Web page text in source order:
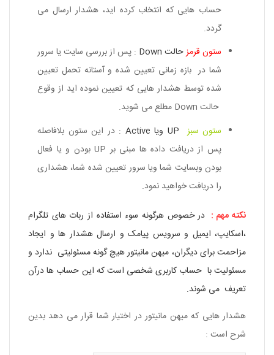
حساب هایی که انتخاب کرده اید، هشدار ارسال می
گردد.
ستون قرمزحالت Down
: پس از بررسی سایت یا سرور
شما در بازه زمانی تعیین شده وآستانه تحمل تعیین
شده توسط هشدار هایی که تعیین نموده اید از وقوع
حالت Down مطلع می شوید.
ستون سبز
: در این ستون بلافاصله
پس از دریافت داده ها مبنی بر UP بودن و یا فعال
بودن وبسایت شما ویا سرور تعیین شده شما، هشداری
را دریافت خواهید نمود.
نکته مهم : در خصوص هرگونه سوء استفاده از ربات های تلگرام
،اسکایپ، ایمیل و سرویس پیامک و ارسال هشدار ها و ایجاد
مزاحمت برای دیگران، میهن مانیتورهیچ گونه مسئولیتی ندارد و
مسئولیت با حساب کاربری شخصی است که این حساب ها درآن
تعریف می شوند.
هشدار هایی کهمیهن مانیتوردر اختیار شما قرار می دهد بدین
شرح است :